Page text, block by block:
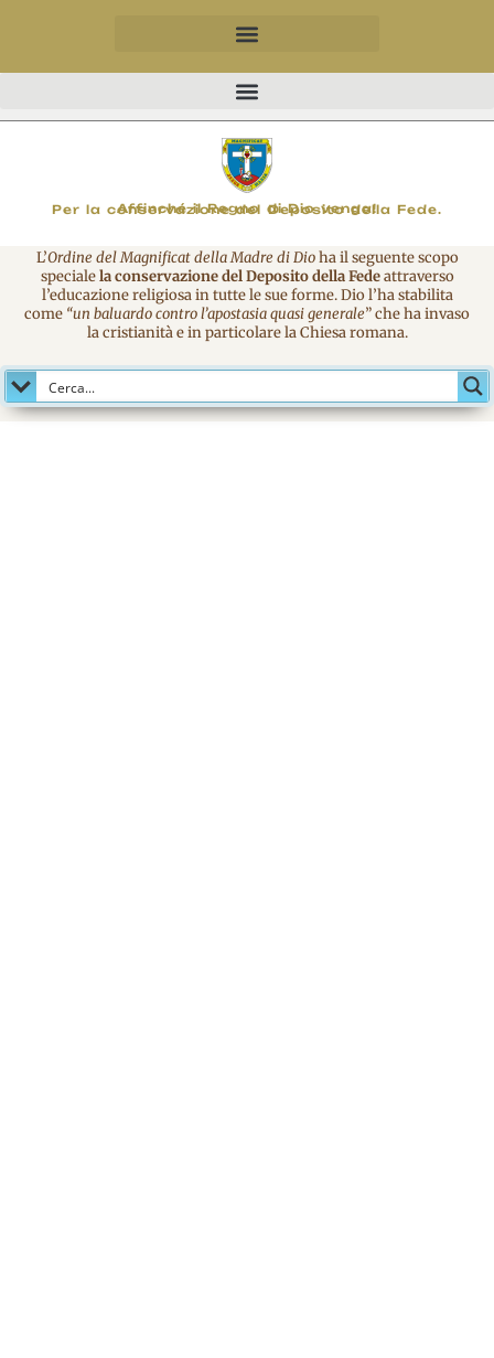
Per la conservazione del Deposito della Fede.
Affinché il Regno di Dio venga!
MAGNIFICO
L’Ordine del Magnificat della Madre di Dioha il seguente scopo
specialela conservazione del Deposito della Fedeattraverso
l’educazione religiosa in tutte le sue forme. Dio l’ha stabilita
come “un baluardo contro l’apostasia quasi generale” che ha invaso
la cristianità e in particolare la Chiesa romana.